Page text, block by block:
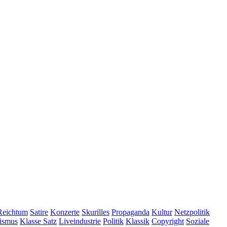
Satire Konzerte Skurilles Propaganda Kultur Netzpolitik
Klasse Satz Liveindustrie Politik Klassik Copyright Soziale